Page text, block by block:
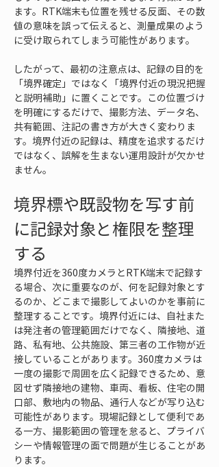
ます。RTK端末も位置を残せる反面、その数
値の意味を誤って伝えると、測量成果のよう
に受け取られてしまう可能性があります。
したがって、最初の注意点は、記録の目的を
「境界確定」ではなく「境界付近の現況把握
と説明補助」に置くことです。この位置づけ
を明確にするだけで、撮影方法、データ名、
共有範囲、注記の書き方が大きく変わりま
す。境界付近の記録は、精度を追求するだけ
ではなく、誤解を生まない運用設計が欠かせ
ません。
境界標や既設物を写す前
に記録対象と権限を整理
する
境界付近を360度カメラとRTK端末で記録す
る場合、次に重要なのが、何を記録対象とす
るのか、どこまで撮影してよいのかを事前に
整理することです。境界付近には、自社また
は発注者の管理範囲だけでなく、隣接地、道
路、私有地、公共施設、第三者の工作物が近
接していることがあります。360度カメラは
一度の撮影で周囲を広く記録できるため、意
図せず隣接地の建物、車両、看板、住宅の開
口部、敷地内の物品、通行人などが写り込む
可能性があります。現場記録として便利であ
る一方、撮影範囲の管理を怠ると、プライバ
シーや情報管理の面で問題が生じることがあ
ります。